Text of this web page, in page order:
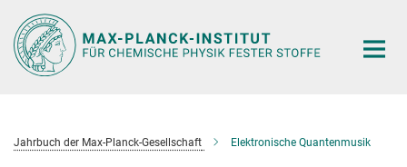
Hauptinhalt
Jahrbuch der Max-Planck-Gesellschaft Elektronische Quantenmusik